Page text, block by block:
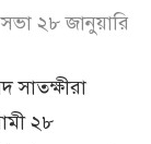
২৮ জানুয়ারি
সাতক্ষীরা
২৮